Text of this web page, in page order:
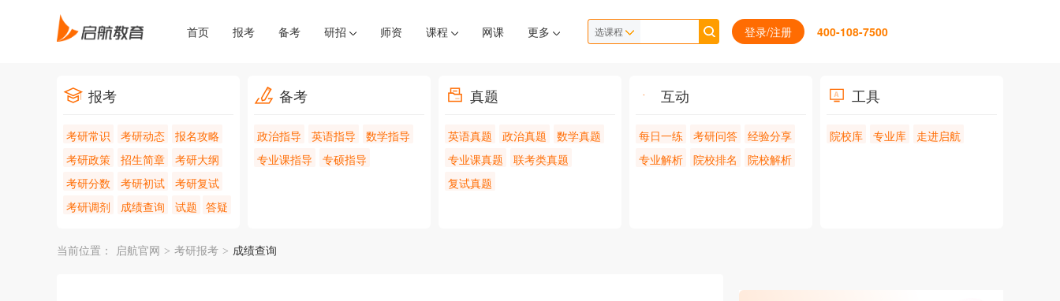
首页 报考 备考 研招 师资 课程 网课 更多 选课程 登录/注册 400-108-7500
报考
考研常识 考研动态
报名攻略
考研政策
招生简章
考研大纲
考研分数
考研初试
考研复试
考研调剂
成绩查询 试题 答疑
备考
政治指导 英语指导
数学指导
专业课指导
专硕指导
真题
英语真题 政治真题
数学真题
专业课真题
联考类真题
复试真题
互动
每日一练 考研问答
经验分享
专业解析
院校排名 院校解析
工具
院校库 专业库 走进启航
当前位置： 启航官网 > 考研报考 > 成绩查询